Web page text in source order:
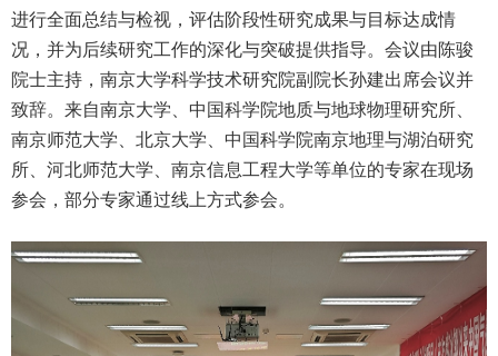
进行全面总结与检视，评估阶段性研究成果与目标达成情
况，并为后续研究工作的深化与突破提供指导。会议由陈骏
院士主持，南京大学科学技术研究院副院长孙建出席会议并
致辞。来自南京大学、中国科学院地质与地球物理研究所、
南京师范大学、北京大学、中国科学院南京地理与湖泊研究
所、河北师范大学、南京信息工程大学等单位的专家在现场
参会，部分专家通过线上方式参会。